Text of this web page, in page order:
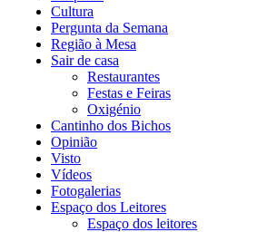
Cultura
Pergunta da Semana
Região à Mesa
Sair de casa
Restaurantes
Festas e Feiras
Oxigénio
Cantinho dos Bichos
Opinião
Visto
Vídeos
Fotogalerias
Espaço dos Leitores
Espaço dos leitores